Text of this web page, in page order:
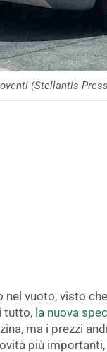
(Stellantis
vuoto, visto
tutto, la nuova
ma i prezzi
più